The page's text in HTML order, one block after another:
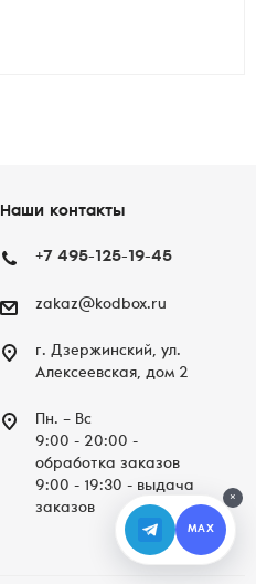
Наши контакты
+7 495-125-19-45
zakaz@kodbox.ru
г. Дзержинский, ул.
Алексеевская, дом 2
Пн. – Вc
9:00 - 20:00 -
обработка заказов
9:00 - 19:30 - выдача
заказов
×
MAX